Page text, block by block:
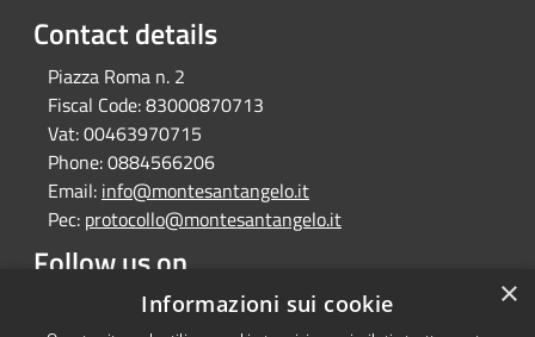
Contact details
Piazza Roma n. 2
Fiscal Code:83000870713
Vat:00463970715
Phone:0884566206
Email: info@montesantangelo.it
Pec: protocollo@montesantangelo.it
Follow us on
FacebookYoutubeInstagramTelegramWhatsapp ×
Informazioni sui cookie